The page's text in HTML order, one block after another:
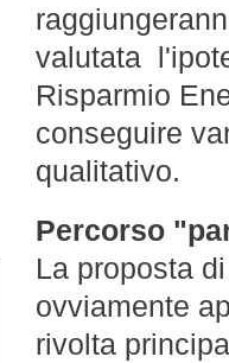
valutata
Risparmio
conseguire
qualitativo.
Percorso
La proposta
ovviamente
rivolta